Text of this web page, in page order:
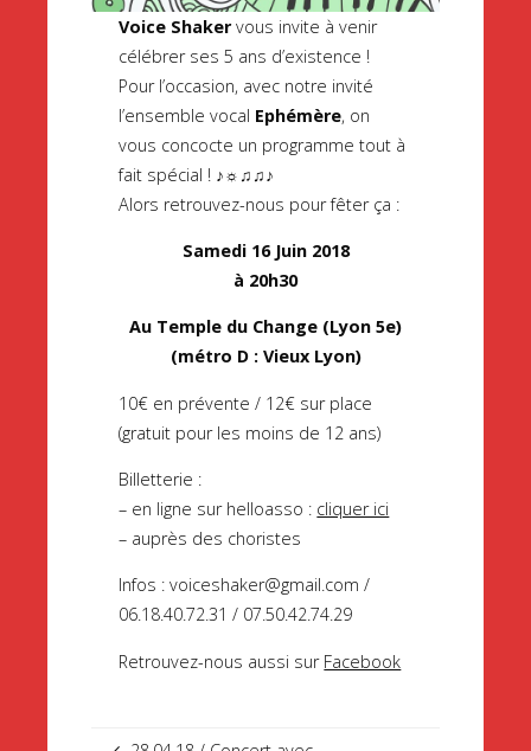
Voice Shakervous invite à venir
célébrer ses 5 ans d’existence !
Pour l’occasion, avec notre invité
l’ensemble vocal Ephémère, on
vous concocte un programme tout à
fait spécial ! ♪☼♫♫♪
Alors retrouvez-nous pour fêter ça :
Samedi 16 Juin 2018
à 20h30
Au Temple du Change (Lyon 5e)
(métro D : Vieux Lyon)
10€ en prévente / 12€ sur place
(gratuit pour les moins de 12 ans)
Billetterie :
– en ligne sur helloasso : cliquer ici
– auprès des choristes
Infos : voiceshaker@gmail.com /
06.18.40.72.31 / 07.50.42.74.29
Retrouvez-nous aussi sur Facebook